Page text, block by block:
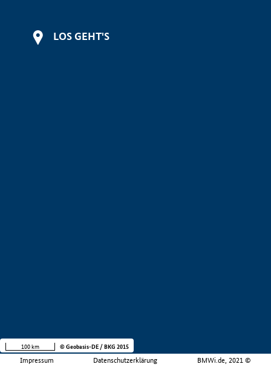
LOS GEHT'S
Impressum Datenschutzerklärung BMWi.de, 2021 ©
100 km © Geobasis-DE / BKG 2015